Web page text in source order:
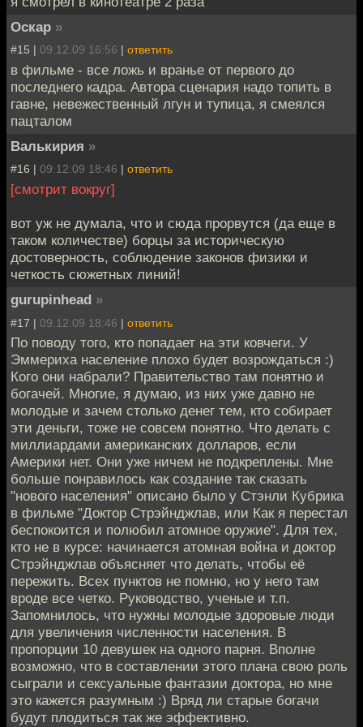
Оскар »
#15 | 09.12.09 16:56 | ответить
в фильме - все ложь и вранье от первого до
последнего кадра. Автора сценария надо топить в
гавне, невежественный лгун и тупица, я смеялся
пацталом
Валькирия »
#16 | 09.12.09 18:46 | ответить
[смотрит вокруг]
вот уж не думала, что и сюда прорвутся (да еще в
таком количестве) борцы за историческую
достоверность, соблюдение законов физики и
четкость сюжетных линий!
gurupinhead »
#17 | 09.12.09 18:46 | ответить
По поводу того, кто попадает на эти ковчеги. У
Эммериха население плохо будет возрождаться :)
Кого они набрали? Правительство там понятно и
богачей. Многие, я думаю, из них уже давно не
молодые и зачем столько денег тем, кто собирает
эти деньги, тоже не совсем понятно. Что делать с
миллиардами американских долларов, если
Америки нет. Они уже ничем не подкреплены. Мне
больше понравилось как создание так сказать
"нового населения" описано было у Стэнли Кубрика
в фильме "Доктор Стрэйнджлав, или Как я перестал
беспокоится и полюбил атомное оружие". Для тех,
кто не в курсе: начинается атомная война и доктор
Стрэйнджлав объясняет что делать, чтобы её
пережить. Всех пунктов не помню, но у него там
вроде все четко. Руководство, ученые и т.п.
Запомнилось, что нужны молодые здоровые люди
для увеличения численности населения. В
пропорции 10 девушек на одного парня. Вполне
возможно, что в составлении этого плана свою роль
сыграли и сексуальные фантазии доктора, но мне
это кажется разумным :) Вряд ли старые богачи
будут плодиться так же эффективно.